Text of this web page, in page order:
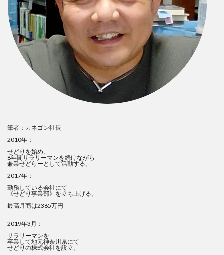
筆者：カネゴン社長
2010年：
せどりを始め、
8年間サラリーマンを続けながら
兼業せどらーとして活動する。
2017年：
勤務している会社にて
《せどり事業部》を立ち上げる。
最高月商は2365万円
2019年3月：
サラリーマンを
卒業して地元神奈川県にて
せどりの株式会社を設立。